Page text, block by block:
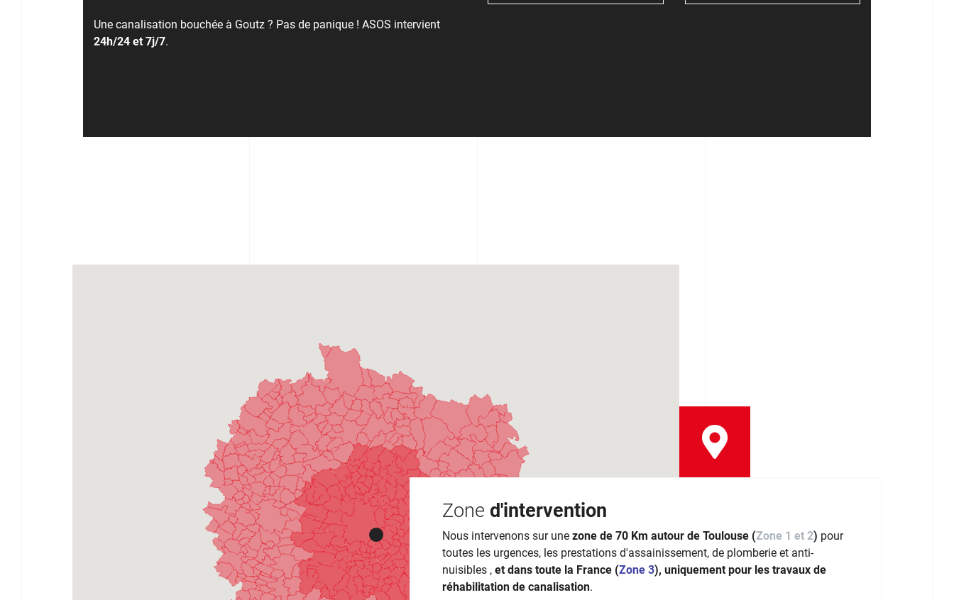
Une canalisation bouchée à Goutz ? Pas de panique ! ASOS intervient
24h/24 et 7j/7.
Zone d'intervention
Nous intervenons sur une zone de 70 Km autour de Toulouse (Zone 1 et 2) pour
toutes les urgences, les prestations d'assainissement, de plomberie et anti-
nuisibles , et dans toute la France (Zone 3), uniquement pour les travaux de
réhabilitation de canalisation.